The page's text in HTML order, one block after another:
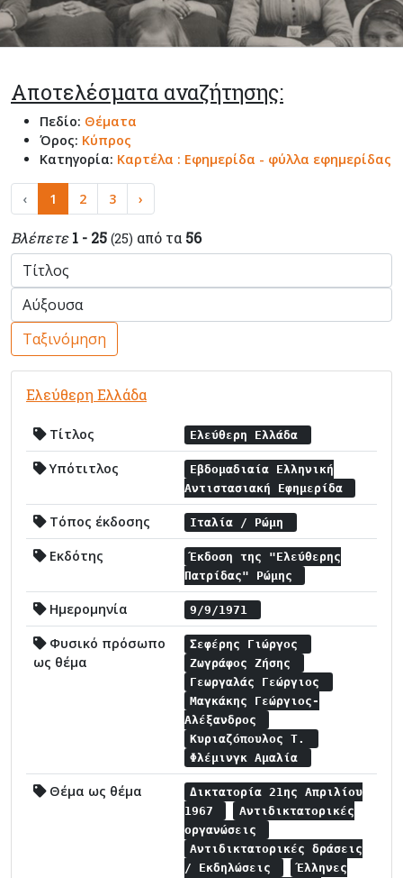
Αποτελέσματα αναζήτησης:
Πεδίο: Θέματα
Όρος: Κύπρος
Κατηγορία: Καρτέλα : Εφημερίδα - φύλλα εφημερίδας
‹ 1 2 3 ›
Βλέπετε 1 - 25 (25) από τα 56
Ταξινόμηση
Ελεύθερη Ελλάδα
Τίτλος Ελεύθερη Ελλάδα
Υπότιτλος
Εβδομαδιαία Ελληνική
Αντιστασιακή Εφημερίδα
Τόπος έκδοσης Ιταλία / Ρώμη
Εκδότης
Έκδοση της "Ελεύθερης
Πατρίδας" Ρώμης
Ημερομηνία 9/9/1971
Φυσικό πρόσωπο
ως θέμα
Σεφέρης Γιώργος
Ζωγράφος Ζήσης
Γεωργαλάς Γεώργιος
Μαγκάκης Γεώργιος-
Αλέξανδρος
Κυριαζόπουλος Τ.
Φλέμινγκ Αμαλία
Θέμα ως θέμα
Δικτατορία 21ης Απριλίου
1967
Αντιδικτατορικές
οργανώσεις
Αντιδικτατορικές δράσεις
/ Εκδηλώσεις
Έλληνες